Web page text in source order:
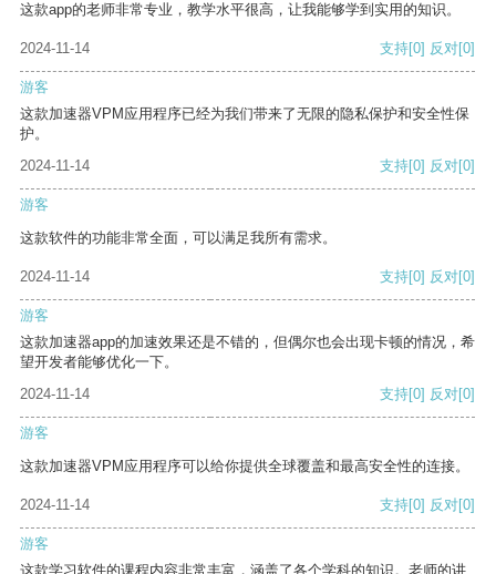
这款app的老师非常专业，教学水平很高，让我能够学到实用的知识。
2024-11-14 支持[0] 反对[0]
游客
这款加速器VPM应用程序已经为我们带来了无限的隐私保护和安全性保
护。
2024-11-14
支持[0] 反对[0]
游客
这款软件的功能非常全面，可以满足我所有需求。
2024-11-14 支持[0] 反对[0]
游客
这款加速器app的加速效果还是不错的，但偶尔也会出现卡顿的情况，希
望开发者能够优化一下。
2024-11-14
支持[0] 反对[0]
游客
这款加速器VPM应用程序可以给你提供全球覆盖和最高安全性的连接。
2024-11-14 支持[0] 反对[0]
游客
这款学习软件的课程内容非常丰富，涵盖了各个学科的知识。老师的讲